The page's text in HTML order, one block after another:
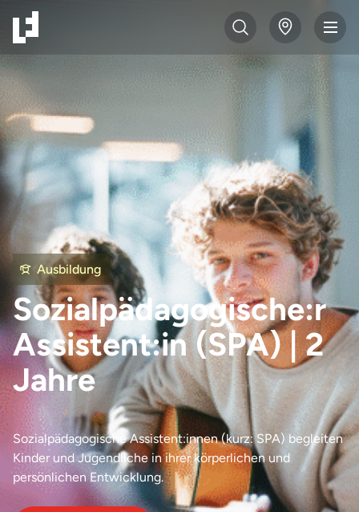
Ausbildung
Sozialpädagogische:r
Assistent:in (SPA) | 2
Jahre
Sozialpädagogische Assistent:innen (kurz: SPA) begleiten
Kinder und Jugendliche in ihrer körperlichen und
persönlichen Entwicklung.